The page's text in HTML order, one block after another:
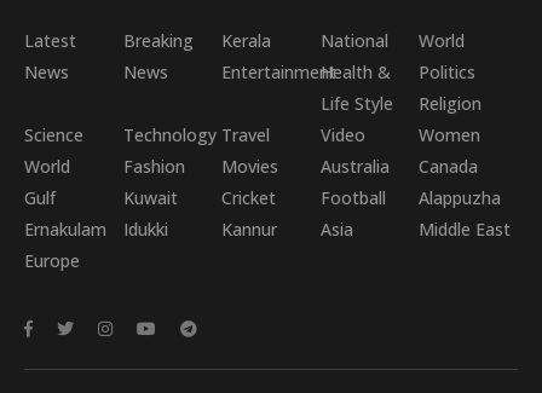
Latest
News
Breaking
News
Kerala National
World
EntertainmentHealth &
Life Style
Politics
Religion
Science
World
Technology Travel Video
Women
Fashion
Movies Australia
Canada
Gulf
Kuwait Cricket Football
Alappuzha
Ernakulam
Idukki Kannur Asia
Middle East
Europe